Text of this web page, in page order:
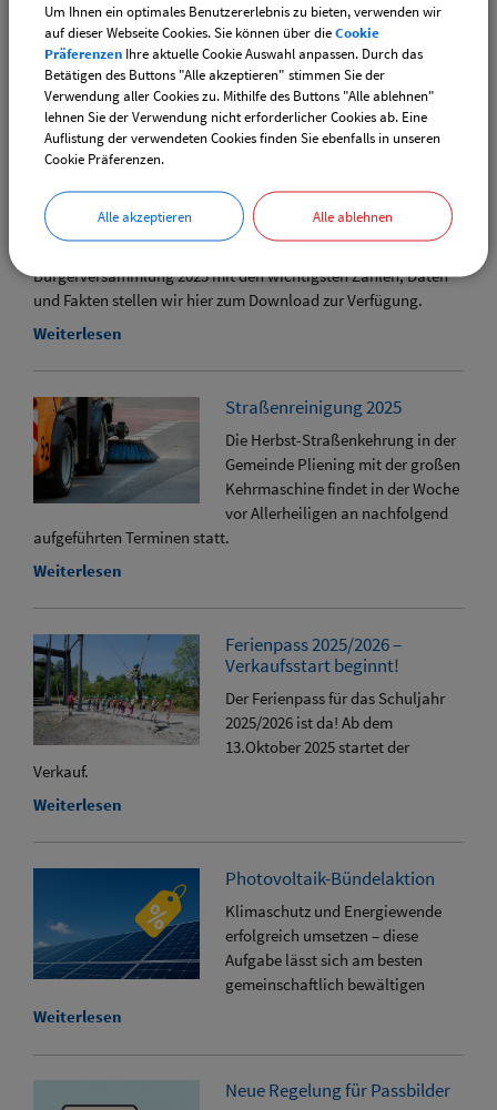
Richtung Digitalisierung bietet der
Landkreis Ebersberg ab sofort eine
eigene Abfall-App an.
Weiterlesen
Bericht zur
Bürgerversammlung 2025
Bürgerversammlung 2025 mit den wichtigsten Zahlen, Daten
und Fakten stellen wir hier zum Download zur Verfügung.
Weiterlesen
Straßenreinigung 2025
Die Herbst-Straßenkehrung in der
Gemeinde Pliening mit der großen
Kehrmaschine findet in der Woche
vor Allerheiligen an nachfolgend
aufgeführten Terminen statt.
Weiterlesen
Ferienpass 2025/2026 –
Verkaufsstart beginnt!
Der Ferienpass für das Schuljahr
2025/2026 ist da! Ab dem
13.Oktober 2025 startet der
Verkauf.
Weiterlesen
Photovoltaik-Bündelaktion
Klimaschutz und Energiewende
erfolgreich umsetzen – diese
Aufgabe lässt sich am besten
gemeinschaftlich bewältigen
Weiterlesen
Neue Regelung für Passbilder
Um Ihnen ein optimales Benutzererlebnis zu bieten, verwenden wir
auf dieser Webseite Cookies. Sie können über dieCookie
Präferenzen Ihre aktuelle Cookie Auswahl anpassen. Durch das
Betätigen des Buttons "Alle akzeptieren" stimmen Sie der
Verwendung aller Cookies zu. Mithilfe des Buttons "Alle ablehnen"
lehnen Sie der Verwendung nicht erforderlicher Cookies ab. Eine
Auflistung der verwendeten Cookies finden Sie ebenfalls in unseren
Cookie Präferenzen.
Alle akzeptieren Alle ablehnen